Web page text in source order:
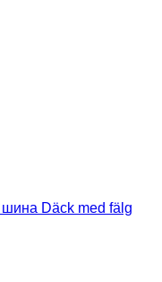
шина Däck med fälg